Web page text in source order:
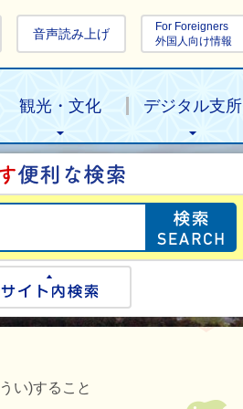
音声読み上げ
For Foreigners
外国人向け情報
観光・文化 デジタル支所
検索
い)すること